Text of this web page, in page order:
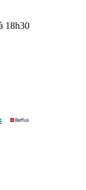
18h30